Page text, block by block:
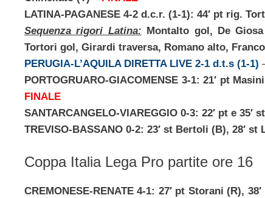
LATINA-PAGANESE 4-2 d.c.r. (1-1): 44′ pt rig.
Sequenza rigori Latina: Montalto gol, De
Tortori gol, Girardi traversa, Romano alto,
PERUGIA-L’AQUILA DIRETTA LIVE 2-1 d.t.s (1-1)
PORTOGRUARO-GIACOMENSE 3-1: 21′ pt
FINALE
SANTARCANGELO-VIAREGGIO 0-3: 22′ pt e 35′
TREVISO-BASSANO 0-2: 23′ st Bertoli (B), 28′ st
Coppa Italia Lega Pro partite ore 16
CREMONESE-RENATE 4-1: 27′ pt Storani (R),